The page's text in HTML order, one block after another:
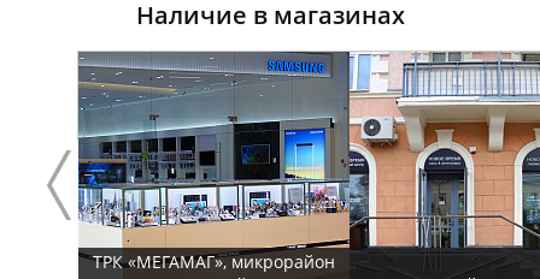
Наличие в магазинах
ТРК «МЕГАМАГ», микрорайон